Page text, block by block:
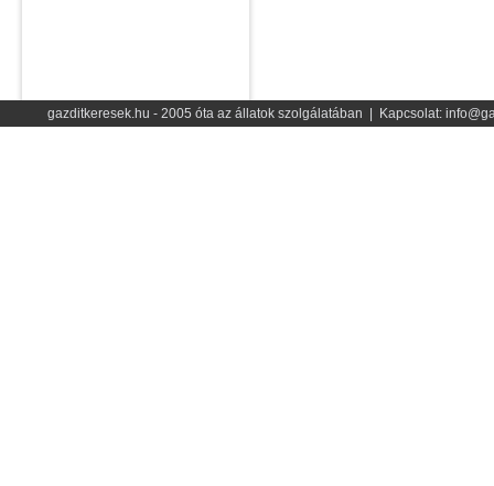
gazditkeresek.hu - 2005 óta az állatok szolgálatában | Kapcsolat: